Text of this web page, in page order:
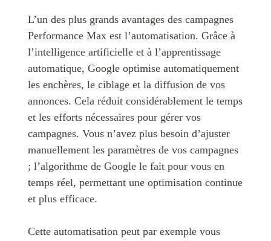
L’un des plus grands avantages des campagnes
Performance Max est l’automatisation. Grâce à
l’intelligence artificielle et à l’apprentissage
automatique, Google optimise automatiquement
les enchères, le ciblage et la diffusion de vos
annonces. Cela réduit considérablement le temps
et les efforts nécessaires pour gérer vos
campagnes. Vous n’avez plus besoin d’ajuster
manuellement les paramètres de vos campagnes
; l’algorithme de Google le fait pour vous en
temps réel, permettant une optimisation continue
et plus efficace.
Cette automatisation peut par exemple vous